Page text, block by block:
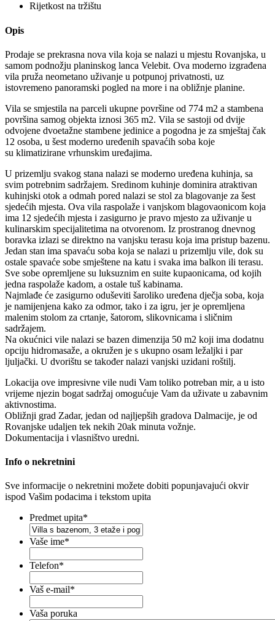
Rijetkost na tržištu
Opis
Prodaje se prekrasna nova vila koja se nalazi u mjestu Rovanjska, u
samom podnožju planinskog lanca Velebit. Ova moderno izgrađena
vila pruža neometano uživanje u potpunoj privatnosti, uz
istovremeno panoramski pogled na more i na obližnje planine.
Vila se smjestila na parceli ukupne površine od 774 m2 a stambena
površina samog objekta iznosi 365 m2. Vila se sastoji od dvije
odvojene dvoetažne stambene jedinice a pogodna je za smještaj čak
12 osoba, u šest moderno uređenih spavaćih soba koje
su klimatizirane vrhunskim uređajima.
U prizemlju svakog stana nalazi se moderno uređena kuhinja, sa
svim potrebnim sadržajem. Sredinom kuhinje dominira atraktivan
kuhinjski otok a odmah pored nalazi se stol za blagovanje za šest
sjedećih mjesta. Ova vila raspolaže i vanjskom blagovaonicom koja
ima 12 sjedećih mjesta i zasigurno je pravo mjesto za uživanje u
kulinarskim specijalitetima na otvorenom. Iz prostranog dnevnog
boravka izlazi se direktno na vanjsku terasu koja ima pristup bazenu.
Jedan stan ima spavaću soba koja se nalazi u prizemlju vile, dok su
ostale spavaće sobe smještene na katu i svaka ima balkon ili terasu.
Sve sobe opremljene su luksuznim en suite kupaonicama, od kojih
jedna raspolaže kadom, a ostale tuš kabinama.
Najmlađe će zasigurno oduševiti šaroliko uređena dječja soba, koja
je namijenjena kako za odmor, tako i za igru, jer je opremljena
malenim stolom za crtanje, šatorom, slikovnicama i sličnim
sadržajem.
Na okućnici vile nalazi se bazen dimenzija 50 m2 koji ima dodatnu
opciju hidromasaže, a okružen je s ukupno osam ležaljki i par
ljuljački. U dvorištu se također nalazi vanjski uzidani roštilj.
Lokacija ove impresivne vile nudi Vam toliko potreban mir, a u isto
vrijeme njezin bogat sadržaj omogućuje Vam da uživate u zabavnim
aktivnostima.
Obližnji grad Zadar, jedan od najljepših gradova Dalmacije, je od
Rovanjske udaljen tek nekih 20ak minuta vožnje.
Dokumentacija i vlasništvo uredni.
Info o nekretnini
Sve informacije o nekretnini možete dobiti popunjavajući okvir
ispod Vašim podacima i tekstom upita
Predmet upita*
Vaše ime*
Telefon*
Vaš e-mail*
Vaša poruka